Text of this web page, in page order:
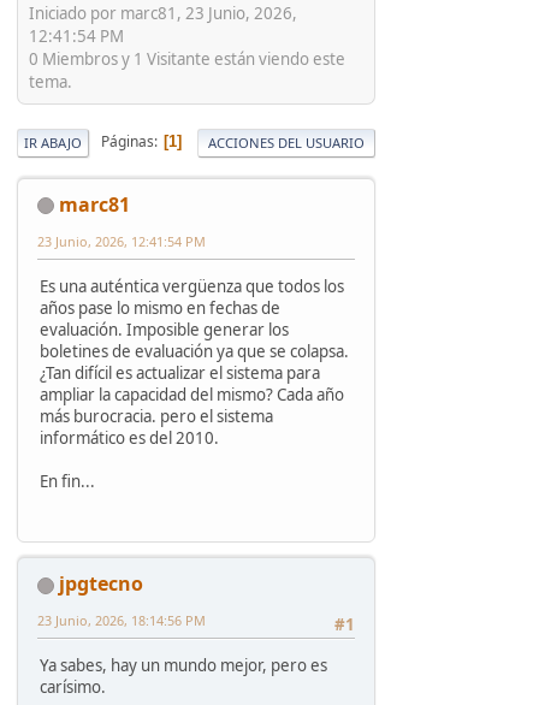
Iniciado por marc81, 23 Junio, 2026,
12:41:54 PM
0 Miembros y 1 Visitante están viendo este
tema.
IR ABAJO Páginas 1 ACCIONES DEL USUARIO
marc81
23 Junio, 2026, 12:41:54 PM
Es una auténtica vergüenza que todos los
años pase lo mismo en fechas de
evaluación. Imposible generar los
boletines de evaluación ya que se colapsa.
¿Tan difícil es actualizar el sistema para
ampliar la capacidad del mismo? Cada año
más burocracia. pero el sistema
informático es del 2010.
En fin...
jpgtecno
#1
23 Junio, 2026, 18:14:56 PM
Ya sabes, hay un mundo mejor, pero es
carísimo.